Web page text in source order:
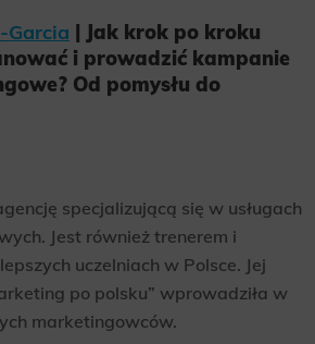
Garcia | Jak krok po kroku
i prowadzić kampanie
Od pomysłu do
specjalizującą się w usługach
Jest również trenerem i
uczelniach w Polsce. Jej
po polsku” wprowadziła w
marketingowców.